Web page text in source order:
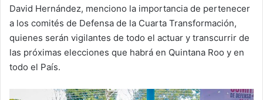
David Hernández, menciono la importancia de pertenecer
a los comités de Defensa de la Cuarta Transformación,
quienes serán vigilantes de todo el actuar y transcurrir de
las próximas elecciones que habrá en Quintana Roo y en
todo el País.